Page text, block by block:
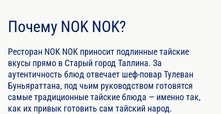
Почему NOK NOK?
Ресторан NOK NOK приносит подлинные тайские
вкусы прямо в Старый город Таллина. За
аутентичность блюд отвечает шеф-повар Тулеван
Буньяраттана, под чьим руководством готовятся
самые традиционные тайские блюда — именно так,
как их привык готовить сам тайский народ.